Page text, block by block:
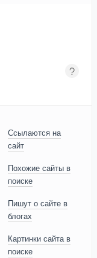
Ссылаются на
сайт
Похожие сайты в
поиске
Пишут о сайте в
блогах
Картинки сайта в
поиске